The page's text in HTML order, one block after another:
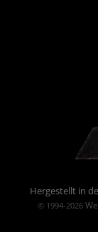
Hergestellt in
© 1994-2026